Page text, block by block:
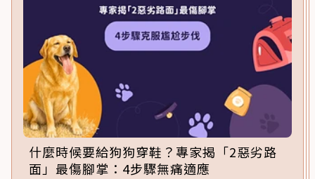
什麼時候要給狗狗穿鞋？專家揭「2惡劣路
面」最傷腳掌：4步驟無痛適應